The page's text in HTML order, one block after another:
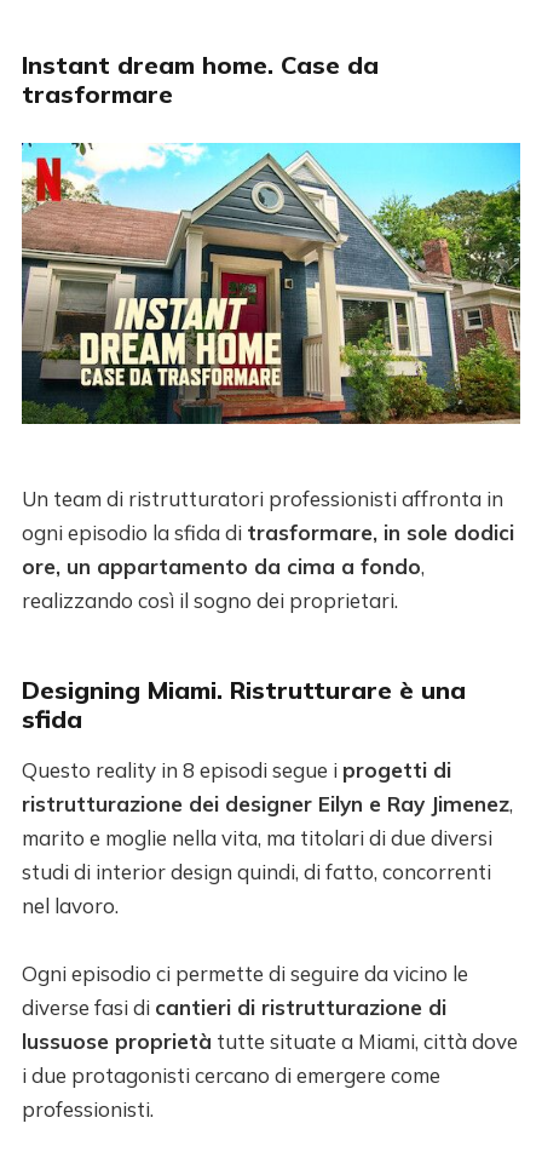
Instant dream home. Case da
trasformare
Un team di ristrutturatori professionisti affronta in
ogni episodio la sfida di trasformare, in sole dodici
ore, un appartamento da cima a fondo,
realizzando così il sogno dei proprietari.
Designing Miami. Ristrutturare è una
sfida
Questo reality in 8 episodi segue i progetti di
ristrutturazione dei designer Eilyn e Ray Jimenez,
marito e moglie nella vita, ma titolari di due diversi
studi di interior design quindi, di fatto, concorrenti
nel lavoro.
Ogni episodio ci permette di seguire da vicino le
diverse fasi di cantieri di ristrutturazione di
lussuose proprietà tutte situate a Miami, città dove
i due protagonisti cercano di emergere come
professionisti.